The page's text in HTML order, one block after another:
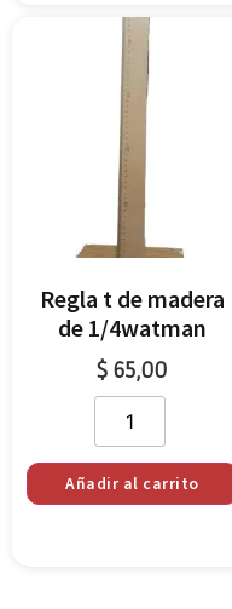
Regla t de madera
de 1/4watman
$ 65,00
Añadir al carrito